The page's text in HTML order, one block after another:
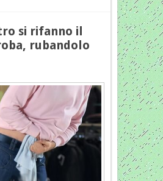
si rifanno il
rubandolo